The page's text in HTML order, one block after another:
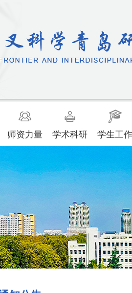
师资力量 学术科研 学生工作